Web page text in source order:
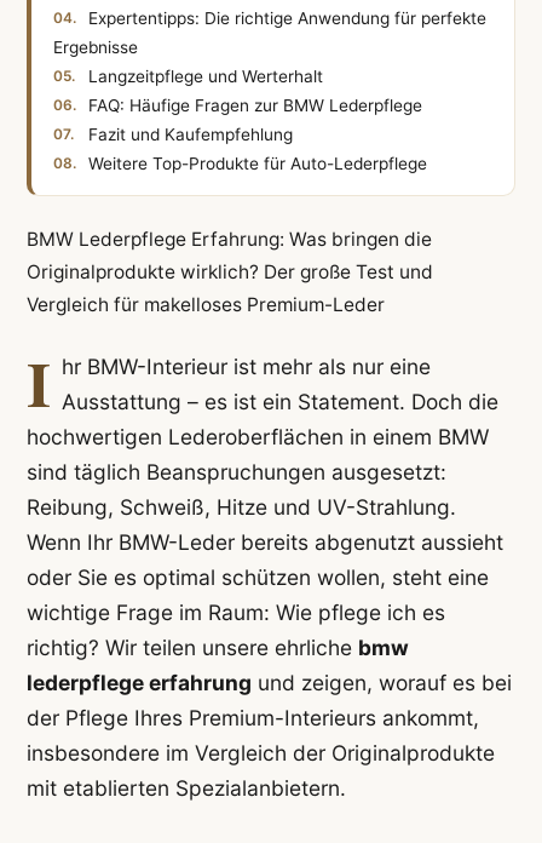
Expertentipps: Die richtige Anwendung für perfekte
Ergebnisse
Langzeitpflege und Werterhalt
FAQ: Häufige Fragen zur BMW Lederpflege
Fazit und Kaufempfehlung
Weitere Top-Produkte für Auto-Lederpflege
BMW Lederpflege Erfahrung: Was bringen die
Originalprodukte wirklich? Der große Test und
Vergleich für makelloses Premium-Leder
I hr BMW-Interieur ist mehr als nur eine
Ausstattung – es ist ein Statement. Doch die
hochwertigen Lederoberflächen in einem BMW
sind täglich Beanspruchungen ausgesetzt:
Reibung, Schweiß, Hitze und UV-Strahlung.
Wenn Ihr BMW-Leder bereits abgenutzt aussieht
oder Sie es optimal schützen wollen, steht eine
wichtige Frage im Raum: Wie pflege ich es
richtig? Wir teilen unsere ehrliche bmw
lederpflege erfahrung und zeigen, worauf es bei
der Pflege Ihres Premium-Interieurs ankommt,
insbesondere im Vergleich der Originalprodukte
mit etablierten Spezialanbietern.